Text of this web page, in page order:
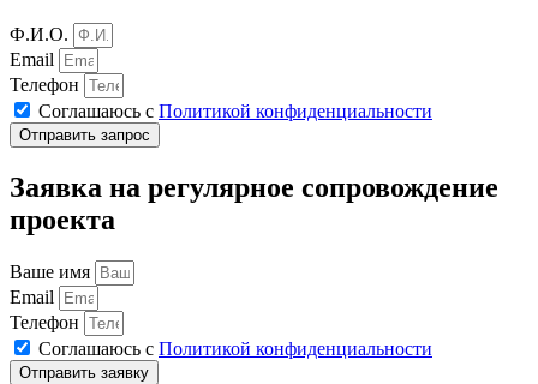
Ф.И.О.
Email
Телефон
Соглашаюсь с Политикой конфиденциальности
Отправить запрос
Заявка на регулярное сопровождение
проекта
Ваше имя
Email
Телефон
Соглашаюсь с Политикой конфиденциальности
Отправить заявку